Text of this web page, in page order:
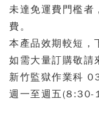
未達免運費門檻者
費。
本產品效期較短，
如需大量訂購敬請
新竹監獄作業科
週一至週五